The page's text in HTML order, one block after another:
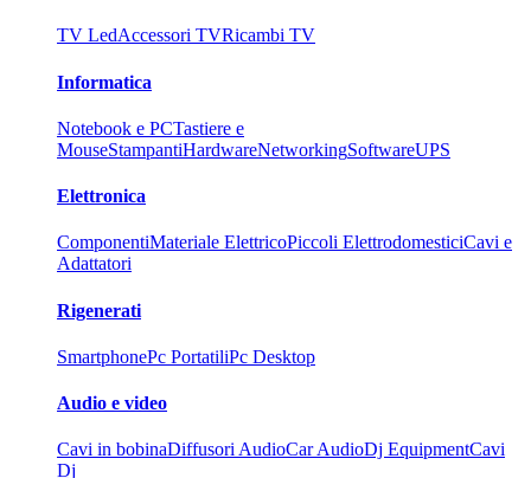
TV LedAccessori TVRicambi TV
Informatica
Notebook e PCTastiere e
MouseStampantiHardwareNetworkingSoftwareUPS
Elettronica
ComponentiMateriale ElettricoPiccoli ElettrodomesticiCavi e
Adattatori
Rigenerati
SmartphonePc PortatiliPc Desktop
Audio e video
Cavi in bobinaDiffusori AudioCar AudioDj EquipmentCavi
Dj